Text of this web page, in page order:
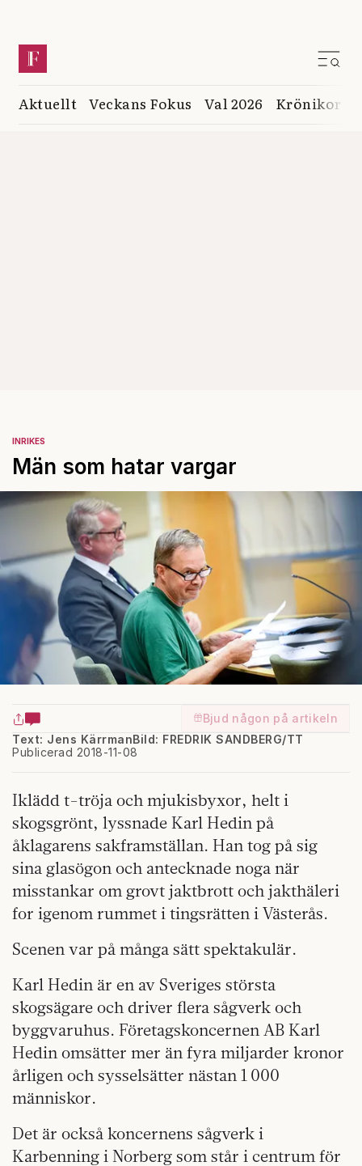
Aktuellt Veckans Fokus Val 2026 Krönikor
INRIKES
Män som hatar vargar
Bjud någon på artikeln
Text: Jens Kärrman
Publicerad 2018-11-08
Bild: FREDRIK SANDBERG/TT
Iklädd t-tröja och mjukisbyxor, helt i
skogsgrönt, lyssnade Karl Hedin på
åklagarens sakframställan. Han tog på sig
sina glasögon och antecknade noga när
misstankar om grovt jaktbrott och jakthäleri
for igenom rummet i tingsrätten i Västerås.
Scenen var på många sätt spektakulär.
Karl Hedin är en av Sveriges största
skogsägare och driver flera sågverk och
byggvaruhus. Företagskoncernen AB Karl
Hedin omsätter mer än fyra miljarder kronor
årligen och sysselsätter nästan 1 000
människor.
Det är också koncernens sågverk i
Karbenning i Norberg som står i centrum för